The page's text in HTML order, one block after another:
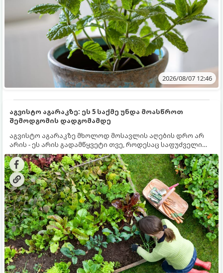
2026/08/07 12:46
აგვისტო აგარაკზე: ეს 5 საქმე უნდა მოასწროთ
შემოდგომის დადგომამდე
აგვისტო აგარაკზე მხოლოდ მოსავლის აღების დრო არ
არის - ეს არის გადამწყვეტი თვე, როდესაც საფუძველი
ეყრება მომავალი წლის მოსავალს და ბაღი მზადდება
შემოდგომა-ზამთრის სეზონისთვის. იმისათვის, რომ
ნიადაგმა ენერგია აღიდგინოს, ხოლო მცენარეებმა
ზამთარს გაუძლონ, აგვისტოს ბოლომდე 5
მნიშვნელოვანი საქმის გაკეთება უნდა მოასწროთ: